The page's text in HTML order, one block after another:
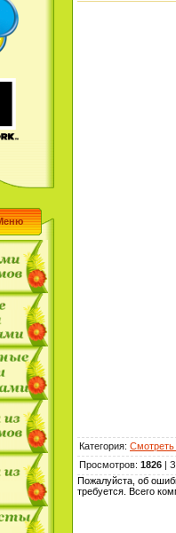
Категория:
Просмотров: 1826 |
Пожалуйста, об
требуется. Всего